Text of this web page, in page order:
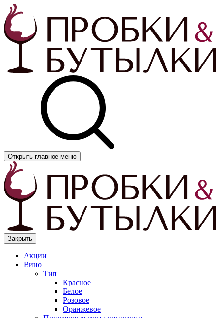
Открыть главное меню
Закрыть
Акции
Вино
Тип
Красное
Белое
Розовое
Оранжевое